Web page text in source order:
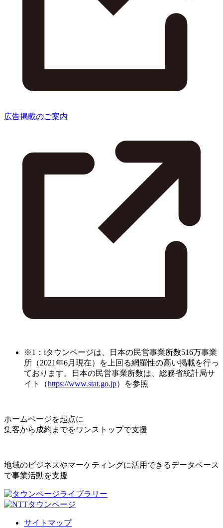
広告掲載のご案内
※1：iタウンページは、日本の民営事業所数516万事業
所（2021年6月現在）を上回る網羅性の高い掲載を行っ
ております。日本の民営事業所数は、総務省統計局サ
イト（https://www.stat.go.jp）を参照
ホームページを起点に
集客から成約までをワンストップで支援
地域のビジネスやマーケティングに活用できるデータベース
で事業活動を支援
サイトマップ